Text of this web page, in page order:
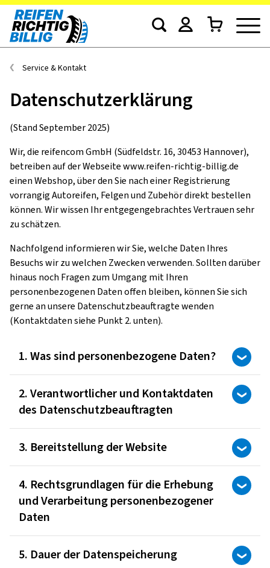
Service & Kontakt
Datenschutzerklärung
(Stand September 2025)
Wir, die reifencom GmbH (Südfeldstr. 16, 30453 Hannover),
betreiben auf der Webseite www.reifen-richtig-billig.de
einen Webshop, über den Sie nach einer Registrierung
vorrangig Autoreifen, Felgen und Zubehör direkt bestellen
können. Wir wissen Ihr entgegengebrachtes Vertrauen sehr
zu schätzen.
Nachfolgend informieren wir Sie, welche Daten Ihres
Besuchs wir zu welchen Zwecken verwenden. Sollten darüber
hinaus noch Fragen zum Umgang mit Ihren
personenbezogenen Daten offen bleiben, können Sie sich
gerne an unsere Datenschutzbeauftragte wenden
(Kontaktdaten siehe Punkt 2. unten).
1. Was sind personenbezogene Daten?
2. Verantwortlicher und Kontaktdaten
des Datenschutzbeauftragten
3. Bereitstellung der Website
4. Rechtsgrundlagen für die Erhebung
und Verarbeitung personenbezogener
Daten
5. Dauer der Datenspeicherung